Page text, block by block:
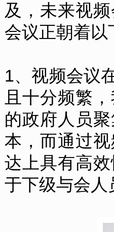
及，未来视
会议正朝着
1、视频会议
且十分频繁
的政府人员
本，而通过
达上具有高
于下级与会人